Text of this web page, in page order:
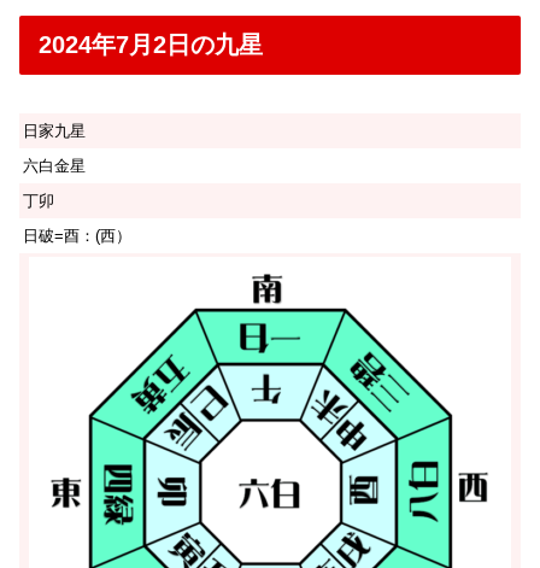
2024年7月2日の九星
日家九星
六白金星
丁卯
日破=酉：(西）